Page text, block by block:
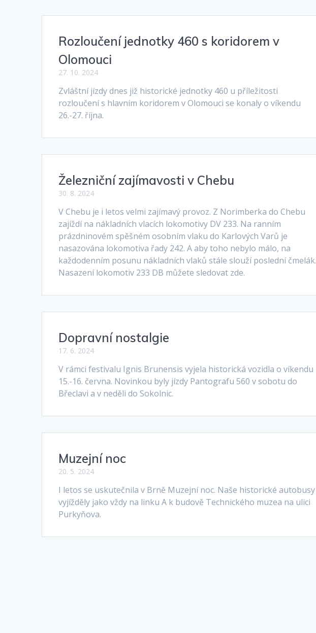
Rozloučení jednotky 460 s koridorem v
Olomouci
27. 10. 2024
Zvláštní jízdy dnes již historické jednotky 460 u příležitosti
rozloučení s hlavním koridorem v Olomouci se konaly o víkendu
26.-27. října.
Železniční zajímavosti v Chebu
30. 8. 2024
V Chebu je i letos velmi zajímavý provoz. Z Norimberka do Chebu
zajíždí na nákladních vlacích lokomotivy DV 233. Na ranním
prázdninovém spěšném osobním vlaku do Karlových Varů je
nasazována lokomotiva řady 242. A aby toho nebylo málo, na
každodenním posunu nákladních vlaků stále slouží poslední čmelák.
Nasazení lokomotiv 233 DB můžete sledovat zde.
Dopravní nostalgie
17. 6. 2024
V rámci festivalu Ignis Brunensis vyjela historická vozidla o víkendu
15.-16. června. Novinkou byly jízdy Pantografu 560 v sobotu do
Břeclavi a v neděli do Sokolnic.
Muzejní noc
20. 5. 2024
I letos se uskutečnila v Brně Muzejní noc. Naše historické autobusy
vyjížděly jako vždy na linku A k budově Technického muzea na ulici
Purkyňova.